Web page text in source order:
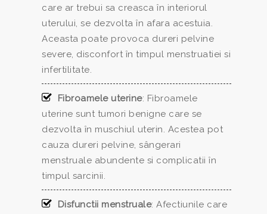
care ar trebui sa creasca în interiorul
uterului, se dezvolta în afara acestuia.
Aceasta poate provoca dureri pelvine
severe, disconfort în timpul menstruatiei si
infertilitate.
Fibroamele uterine: Fibroamele
uterine sunt tumori benigne care se
dezvolta în muschiul uterin. Acestea pot
cauza dureri pelvine, sângerari
menstruale abundente si complicatii în
timpul sarcinii.
Disfunctii menstruale: Afectiunile care